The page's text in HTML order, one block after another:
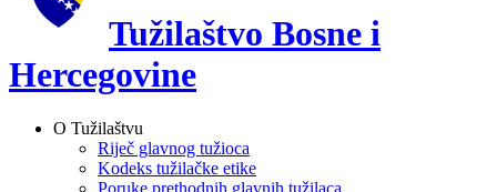
Tužilaštvo Bosne i
Hercegovine
O Tužilaštvu
Riječ glavnog tužioca
Kodeks tužilačke etike